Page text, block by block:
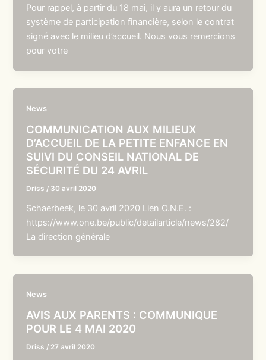
Pour rappel, à partir du 18 mai, il y aura un retour du
système de participation financière, selon le contrat
signé avec le milieu d’accueil. Nous vous remercions
pour votre
News
COMMUNICATION AUX MILIEUX
D’ACCUEIL DE LA PETITE ENFANCE EN
SUIVI DU CONSEIL NATIONAL DE
SÉCURITÉ DU 24 AVRIL
Driss / 30 avril 2020
Schaerbeek, le 30 avril 2020 Lien O.N.E. :
https://www.one.be/public/detailarticle/news/282/
La direction générale
News
AVIS AUX PARENTS : COMMUNIQUE
POUR LE 4 MAI 2020
Driss / 27 avril 2020